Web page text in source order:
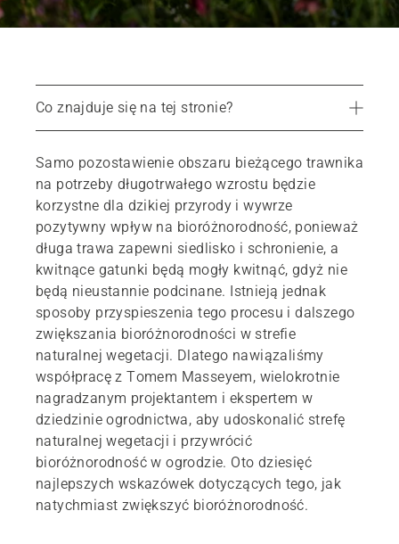
Co znajduje się na tej stronie?
10 wskazówek dotyczących tworzenia strefy o bogatej bioróżnorodności
Bioróżnorodność zależy przede wszystkim od różnorodności
Tom Massey
Samo pozostawienie obszaru bieżącego trawnika
na potrzeby długotrwałego wzrostu będzie
korzystne dla dzikiej przyrody i wywrze
pozytywny wpływ na bioróżnorodność, ponieważ
długa trawa zapewni siedlisko i schronienie, a
kwitnące gatunki będą mogły kwitnąć, gdyż nie
będą nieustannie podcinane. Istnieją jednak
sposoby przyspieszenia tego procesu i dalszego
zwiększania bioróżnorodności w strefie
naturalnej wegetacji. Dlatego nawiązaliśmy
współpracę z Tomem Masseyem, wielokrotnie
nagradzanym projektantem i ekspertem w
dziedzinie ogrodnictwa, aby udoskonalić strefę
naturalnej wegetacji i przywrócić
bioróżnorodność w ogrodzie. Oto dziesięć
najlepszych wskazówek dotyczących tego, jak
natychmiast zwiększyć bioróżnorodność.